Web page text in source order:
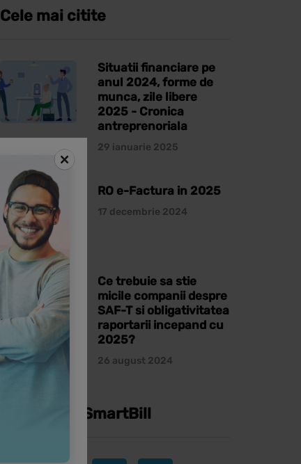
Cele mai citite
Situatii financiare pe
anul 2024, forme de
munca, zile libere
2025 - Cronica
antreprenoriala
29 ianuarie 2025
RO e-Factura in 2025
17 decembrie 2024
Ce trebuie sa stie
micile companii despre
SAF-T si obligativitatea
raportarii incepand cu
2025?
26 august 2024
Urmareste SmartBill